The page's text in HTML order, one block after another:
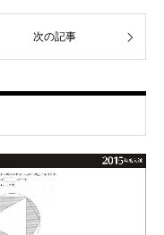
次の記事